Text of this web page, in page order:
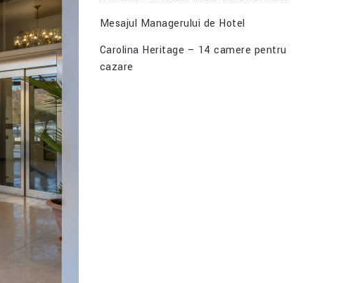
Mesajul Managerului de Hotel
Carolina Heritage – 14 camere pentru
cazare